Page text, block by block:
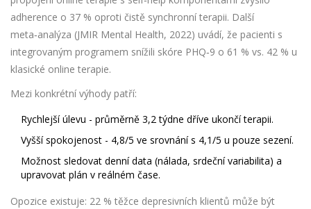
adherence o 37 % oproti čistě synchronní terapii. Další
meta‑analýza (JMIR Mental Health, 2022) uvádí, že pacienti s
integrovaným programem snížili skóre PHQ‑9 o 61 % vs. 42 % u
klasické online terapie.
Mezi konkrétní výhody patří:
Rychlejší úlevu - průměrně 3,2 týdne dříve ukončí terapii.
Vyšší spokojenost - 4,8/5 ve srovnání s 4,1/5 u pouze sezení.
Možnost sledovat denní data (nálada, srdeční variabilita) a
upravovat plán v reálném čase.
Opozice existuje: 22 % těžce depresivních klientů může být